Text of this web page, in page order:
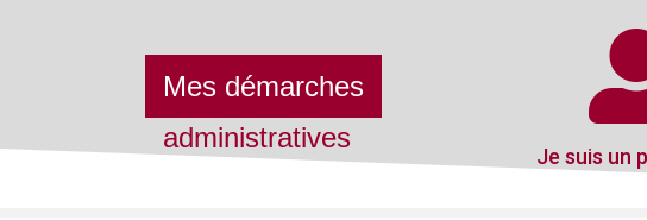
Mes démarches
administratives
Je suis un